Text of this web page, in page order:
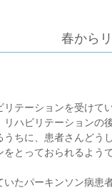
春から
リテーションを受けて
リハビリテーションの
うちに、患者さんどう
とっておられるようで
いたパーキンソン病患